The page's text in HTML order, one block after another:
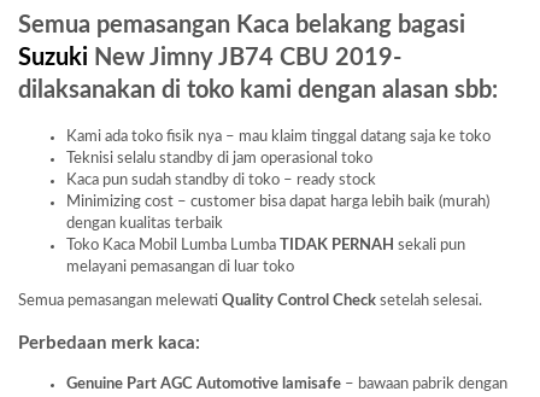
Semua pemasangan Kaca belakang bagasi
Suzuki New Jimny JB74 CBU 2019-
dilaksanakan di toko kami dengan alasan sbb:
Kami ada toko fisik nya – mau klaim tinggal datang saja ke toko
Teknisi selalu standby di jam operasional toko
Kaca pun sudah standby di toko – ready stock
Minimizing cost – customer bisa dapat harga lebih baik (murah)
dengan kualitas terbaik
Toko Kaca Mobil Lumba Lumba TIDAK PERNAH sekali pun
melayani pemasangan di luar toko
Semua pemasangan melewati Quality Control Check setelah selesai.
Perbedaan merk kaca:
Genuine Part AGC Automotive lamisafe – bawaan pabrik dengan